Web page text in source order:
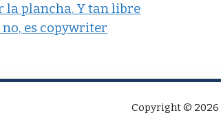
la plancha. Y tan libre
no, es copywriter
Copyright ©